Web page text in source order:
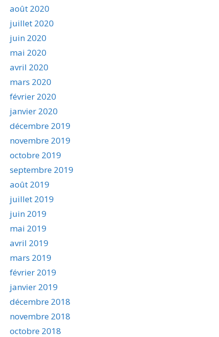
août 2020
juillet 2020
juin 2020
mai 2020
avril 2020
mars 2020
février 2020
janvier 2020
décembre 2019
novembre 2019
octobre 2019
septembre 2019
août 2019
juillet 2019
juin 2019
mai 2019
avril 2019
mars 2019
février 2019
janvier 2019
décembre 2018
novembre 2018
octobre 2018